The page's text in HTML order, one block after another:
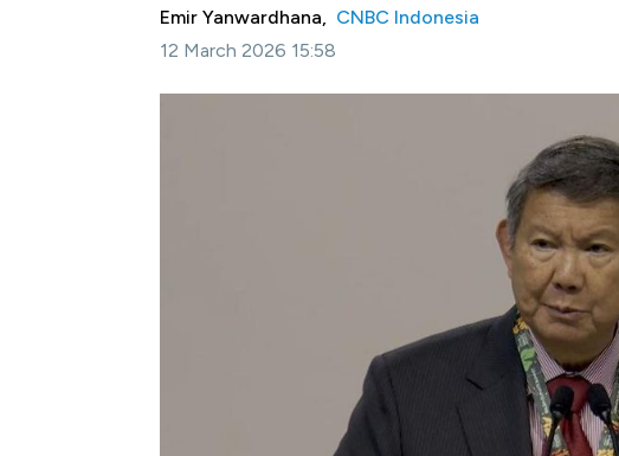
Emir Yanwardhana, CNBC Indonesia
12 March 2026 15:58